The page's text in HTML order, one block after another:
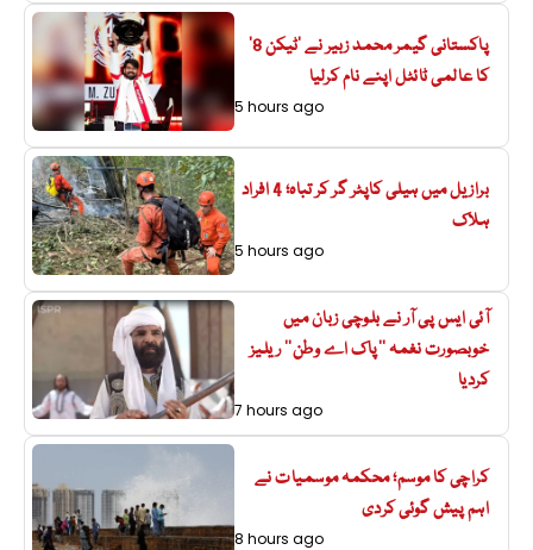
پاکستانی گیمر محمد زبیر نے ’ٹیکن 8‘
کا عالمی ٹائٹل اپنے نام کرلیا
5 hours ago
برازیل میں ہیلی کاپٹر گر کر تباہ؛ 4 افراد
ہلاک
5 hours ago
آئی ایس پی آر نے بلوچی زبان میں
خوبصورت نغمہ ’’پاک اے وطن‘‘ ریلیز
کردیا
7 hours ago
کراچی کا موسم؛ محکمہ موسمیات نے
اہم پیش گوئی کردی
8 hours ago